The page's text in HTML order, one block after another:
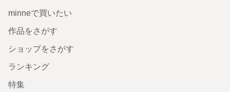
minneで買いたい
作品をさがす
ショップをさがす
ランキング
特集